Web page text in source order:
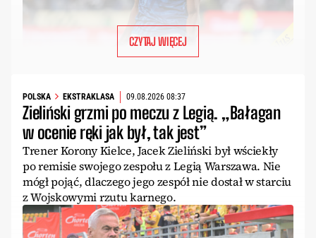
CZYTAJ WIĘCEJ
POLSKA EKSTRAKLASA 09.08.2026 08:37
Zieliński grzmi po meczu z Legią. „Bałagan
w ocenie ręki jak był, tak jest”
Trener Korony Kielce, Jacek Zieliński był wściekły
po remisie swojego zespołu z Legią Warszawa. Nie
mógł pojąć, dlaczego jego zespół nie dostał w starciu
z Wojskowymi rzutu karnego.